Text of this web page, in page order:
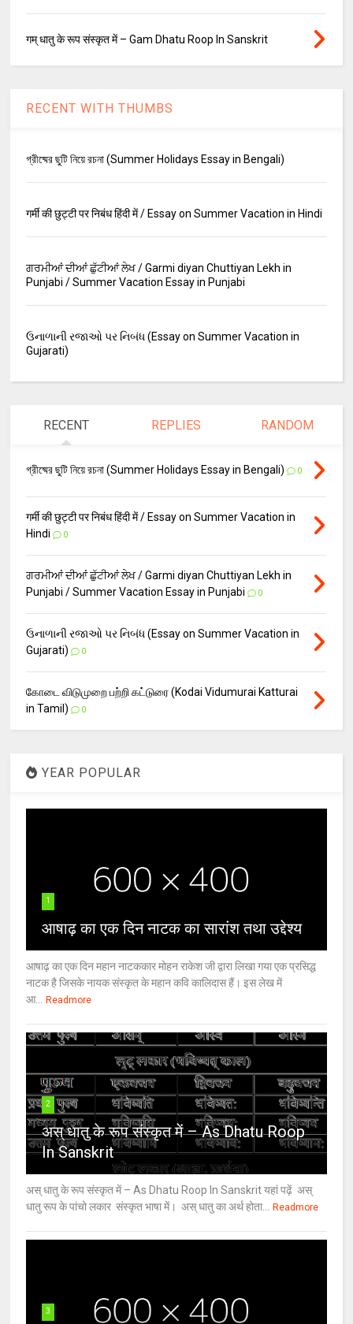
गम् धातु के रूप संस्कृत में – Gam Dhatu Roop In Sanskrit
RECENT WITH THUMBS
গ্রীষ্মের ছুটি নিয়ে রচনা (Summer Holidays Essay in Bengali)
गर्मी की छुट्टी पर निबंध हिंदी में / Essay on Summer Vacation in Hindi
ਗਰਮੀਆਂ ਦੀਆਂ ਛੁੱਟੀਆਂ ਲੇਖ / Garmi diyan Chuttiyan Lekh in
Punjabi / Summer Vacation Essay in Punjabi
ઉનાળાની રજાઓ પર નિબંધ (Essay on Summer Vacation in
Gujarati)
RECENT REPLIES RANDOM
গ্রীষ্মের ছুটি নিয়ে রচনা (Summer Holidays Essay in Bengali) 0
गर्मी की छुट्टी पर निबंध हिंदी में / Essay on Summer Vacation in
Hindi
0
ਗਰਮੀਆਂ ਦੀਆਂ ਛੁੱਟੀਆਂ ਲੇਖ / Garmi diyan Chuttiyan Lekh in
Punjabi / Summer Vacation Essay in Punjabi
0
ઉનાળાની રજાઓ પર નિબંધ (Essay on Summer Vacation in
Gujarati)
0
கோடை விடுமுறை பற்றி கட்டுரை (Kodai Vidumurai Katturai
in Tamil)
0
YEAR POPULAR
1
आषाढ़ का एक दिन नाटक का सारांश तथा उद्देश्य
आषाढ़ का एक दिन महान नाटककार मोहन राकेश जी द्वारा लिखा गया एक प्रसिद्ध
नाटक है जिसके नायक संस्कृत के महान कवि कालिदास हैं। इस लेख में
आ...
Readmore
2
अस् धातु के रूप संस्कृत में – As Dhatu Roop
In Sanskrit
अस् धातु के रूप संस्कृत में – As Dhatu Roop In Sanskrit यहां पढ़ें अस्
धातु रूप के पांचो लकार संस्कृत भाषा में। अस् धातु का अर्थ होता...
Readmore
3